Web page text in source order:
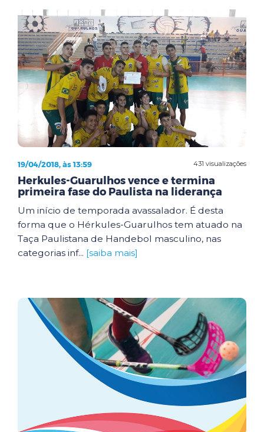
431 visualizações
19/04/2018, às 13:59
Herkules-Guarulhos vence e termina
primeira fase do Paulista na liderança
Um início de temporada avassalador. É desta
forma que o Hérkules-Guarulhos tem atuado na
Taça Paulistana de Handebol masculino, nas
categorias inf... [saiba mais]